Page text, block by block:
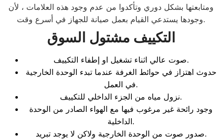
ومتابعتها بشكل دوري وتأكدوا من عدم وجود هذه العلامات ، لأن
وجودها يستدعي القيام بعمل صيانة للجهاز في أسرع وقت.
التكييف مشتول السوق
صوت عالي اثناء تشغيل او إطفاء التكييف.
حدوث اهتزاز في حوائط الغرفة عندما تبدء الوحدة الخارجية
في العمل.
نزول مياه من الجزء الداخلي للتكييف.
وجود رائحة غير مرغوب فيها مع الهواء الصادر من الوحدة
الداخلية.
صدور صوت من الوحدة الخارجية ولاكن لا يوجد تبريد.